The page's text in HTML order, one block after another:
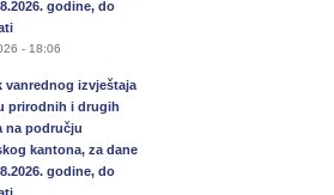
godine, do
- 18:06
vanrednog izvještaja
prirodnih i drugih
na području
kantona, za dane
godine, do